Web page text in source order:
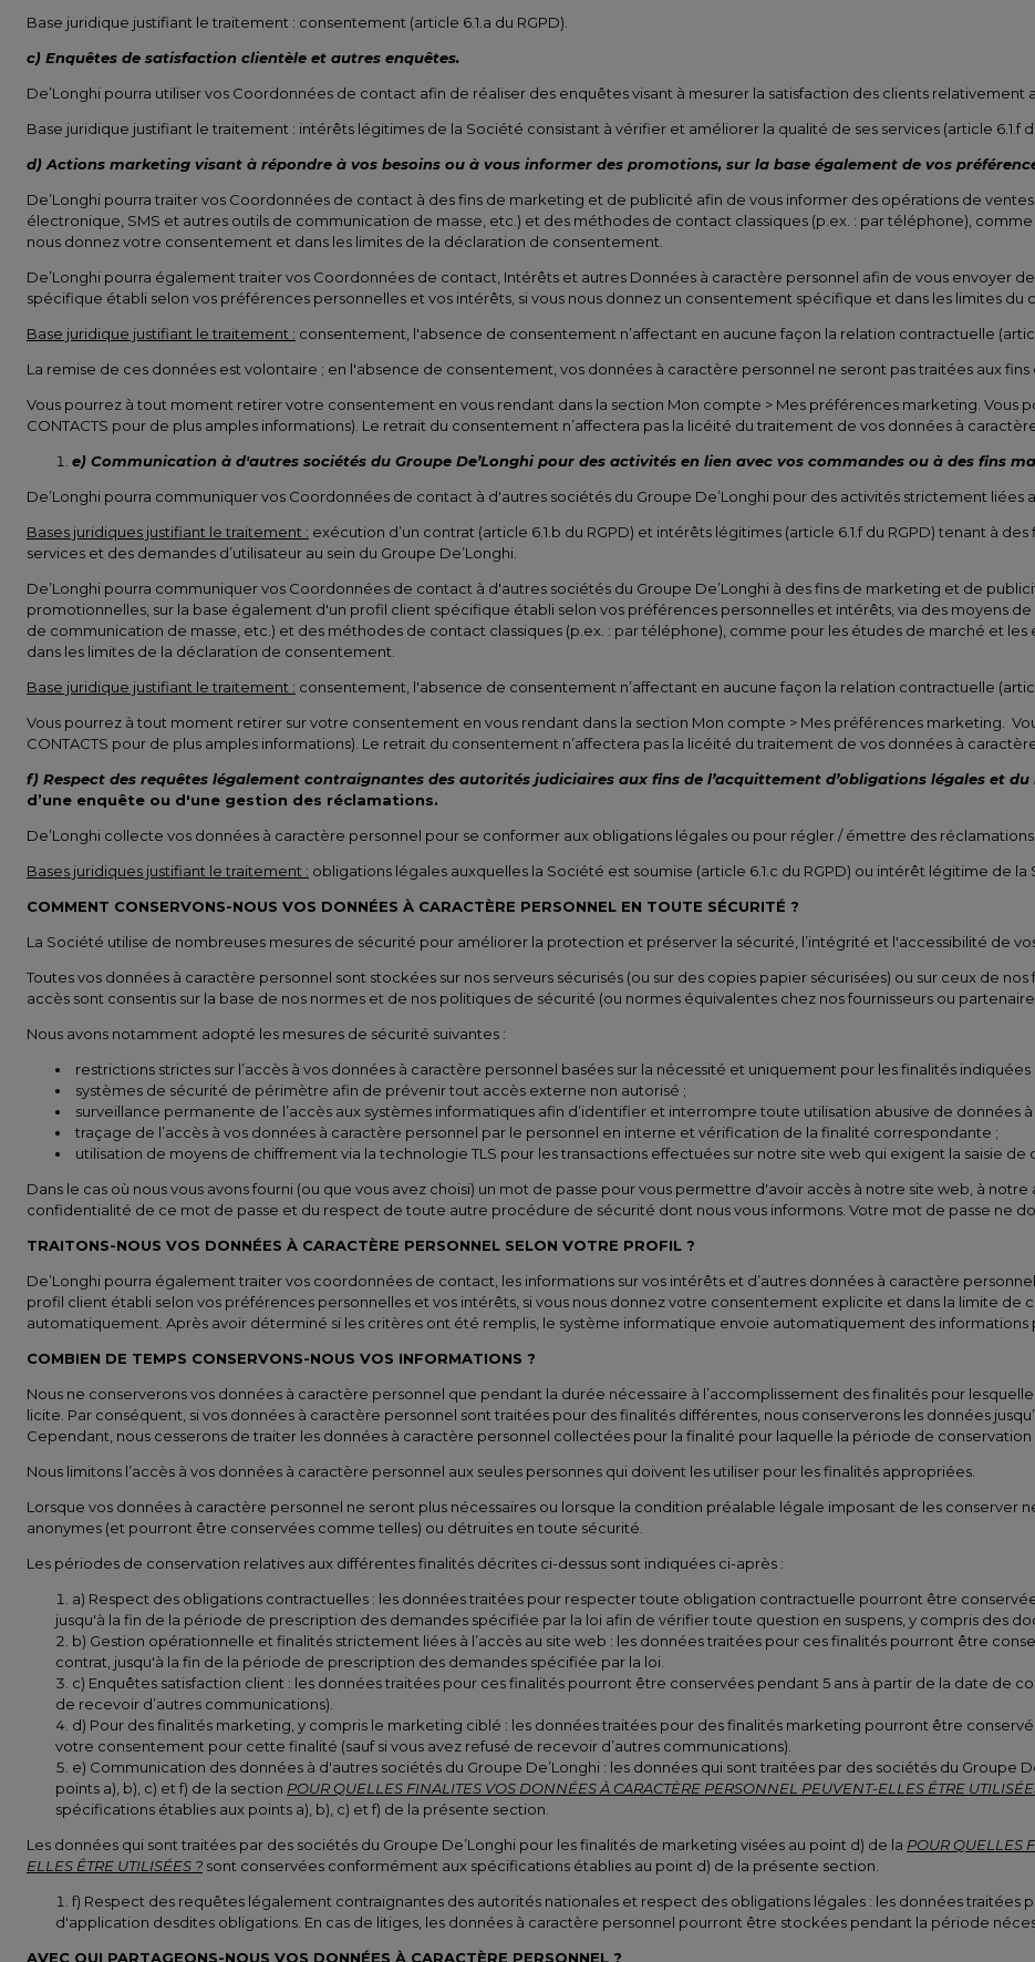
Base juridique justifiant le traitement : consentement (article 6.1.a du RGPD).
c) Enquêtes de satisfaction clientèle et autres enquêtes.
De’Longhi pourra utiliser vos Coordonnées de contact afin de réaliser des enquêtes visant à mesurer la satisfaction des clients relativement
Base juridique justifiant le traitement : intérêts légitimes de la Société consistant à vérifier et améliorer la qualité de ses services (article 6.1.f
d) Actions marketing visant à répondre à vos besoins ou à vous informer des promotions, sur la base également de vos
De’Longhi pourra traiter vos Coordonnées de contact à des fins de marketing et de publicité afin de vous informer des opérations de
électronique, SMS et autres outils de communication de masse, etc.) et des méthodes de contact classiques (p.ex. : par téléphone),
nous donnez votre consentement et dans les limites de la déclaration de consentement.
De’Longhi pourra également traiter vos Coordonnées de contact, Intérêts et autres Données à caractère personnel afin de vous envoyer
spécifique établi selon vos préférences personnelles et vos intérêts, si vous nous donnez un consentement spécifique et dans les limites du
Base juridique justifiant le traitement : consentement, l'absence de consentement n’affectant en aucune façon la relation contractuelle
La remise de ces données est volontaire ; en l'absence de consentement, vos données à caractère personnel ne seront pas traitées aux fins
Vous pourrez à tout moment retirer votre consentement en vous rendant dans la section Mon compte > Mes préférences marketing.
CONTACTS pour de plus amples informations). Le retrait du consentement n’affectera pas la licéité du traitement de vos données à
e) Communication à d'autres sociétés du Groupe De’Longhi pour des activités en lien avec vos commandes ou à des fins
De’Longhi pourra communiquer vos Coordonnées de contact à d'autres sociétés du Groupe De’Longhi pour des activités strictement liées
Bases juridiques justifiant le traitement : exécution d’un contrat (article 6.1.b du RGPD) et intérêts légitimes (article 6.1.f du RGPD) tenant à
services et des demandes d’utilisateur au sein du Groupe De’Longhi.
De’Longhi pourra communiquer vos Coordonnées de contact à d'autres sociétés du Groupe De’Longhi à des fins de marketing et de
promotionnelles, sur la base également d'un profil client spécifique établi selon vos préférences personnelles et intérêts, via des moyens
de communication de masse, etc.) et des méthodes de contact classiques (p.ex. : par téléphone), comme pour les études de marché et
dans les limites de la déclaration de consentement.
Base juridique justifiant le traitement : consentement, l'absence de consentement n’affectant en aucune façon la relation contractuelle
Vous pourrez à tout moment retirer sur votre consentement en vous rendant dans la section Mon compte > Mes préférences marketing.
CONTACTS pour de plus amples informations). Le retrait du consentement n’affectera pas la licéité du traitement de vos données à
f) Respect des requêtes légalement contraignantes des autorités judiciaires aux fins de l’acquittement d’obligations légales et
d’une enquête ou d'une gestion des réclamations.
De’Longhi collecte vos données à caractère personnel pour se conformer aux obligations légales ou pour régler / émettre des réclamations
Bases juridiques justifiant le traitement : obligations légales auxquelles la Société est soumise (article 6.1.c du RGPD) ou intérêt légitime de la
COMMENT CONSERVONS-NOUS VOS DONNÉES À CARACTÈRE PERSONNEL EN TOUTE SÉCURITÉ ?
La Société utilise de nombreuses mesures de sécurité pour améliorer la protection et préserver la sécurité, l’intégrité et l'accessibilité de
Toutes vos données à caractère personnel sont stockées sur nos serveurs sécurisés (ou sur des copies papier sécurisées) ou sur ceux de
accès sont consentis sur la base de nos normes et de nos politiques de sécurité (ou normes équivalentes chez nos fournisseurs ou
Nous avons notamment adopté les mesures de sécurité suivantes :
restrictions strictes sur l’accès à vos données à caractère personnel basées sur la nécessité et uniquement pour les finalités indiquées ;
systèmes de sécurité de périmètre afin de prévenir tout accès externe non autorisé ;
surveillance permanente de l’accès aux systèmes informatiques afin d’identifier et interrompre toute utilisation abusive de données
traçage de l’accès à vos données à caractère personnel par le personnel en interne et vérification de la finalité correspondante ;
utilisation de moyens de chiffrement via la technologie TLS pour les transactions effectuées sur notre site web qui exigent la saisie de
Dans le cas où nous vous avons fourni (ou que vous avez choisi) un mot de passe pour vous permettre d'avoir accès à notre site web, à
confidentialité de ce mot de passe et du respect de toute autre procédure de sécurité dont nous vous informons. Votre mot de passe ne
TRAITONS-NOUS VOS DONNÉES À CARACTÈRE PERSONNEL SELON VOTRE PROFIL ?
De’Longhi pourra également traiter vos coordonnées de contact, les informations sur vos intérêts et d’autres données à caractère
profil client établi selon vos préférences personnelles et vos intérêts, si vous nous donnez votre consentement explicite et dans la limite
automatiquement. Après avoir déterminé si les critères ont été remplis, le système informatique envoie automatiquement des informations
COMBIEN DE TEMPS CONSERVONS-NOUS VOS INFORMATIONS ?
Nous ne conserverons vos données à caractère personnel que pendant la durée nécessaire à l’accomplissement des finalités pour
licite. Par conséquent, si vos données à caractère personnel sont traitées pour des finalités différentes, nous conserverons les données
Cependant, nous cesserons de traiter les données à caractère personnel collectées pour la finalité pour laquelle la période de conservation
Nous limitons l’accès à vos données à caractère personnel aux seules personnes qui doivent les utiliser pour les finalités appropriées.
Lorsque vos données à caractère personnel ne seront plus nécessaires ou lorsque la condition préalable légale imposant de les conserver
anonymes (et pourront être conservées comme telles) ou détruites en toute sécurité.
Les périodes de conservation relatives aux différentes finalités décrites ci-dessus sont indiquées ci-après :
a) Respect des obligations contractuelles : les données traitées pour respecter toute obligation contractuelle pourront être
jusqu'à la fin de la période de prescription des demandes spécifiée par la loi afin de vérifier toute question en suspens, y compris des
b) Gestion opérationnelle et finalités strictement liées à l’accès au site web : les données traitées pour ces finalités pourront être
contrat, jusqu'à la fin de la période de prescription des demandes spécifiée par la loi.
c) Enquêtes satisfaction client : les données traitées pour ces finalités pourront être conservées pendant 5 ans à partir de la date de
de recevoir d’autres communications).
d) Pour des finalités marketing, y compris le marketing ciblé : les données traitées pour des finalités marketing pourront être
votre consentement pour cette finalité (sauf si vous avez refusé de recevoir d’autres communications).
e) Communication des données à d'autres sociétés du Groupe De’Longhi : les données qui sont traitées par des sociétés du Groupe
points a), b), c) et f) de la section POUR QUELLES FINALITES VOS DONNÉES À CARACTÈRE PERSONNEL PEUVENT-ELLES ÊTRE
spécifications établies aux points a), b), c) et f) de la présente section.
Les données qui sont traitées par des sociétés du Groupe De’Longhi pour les finalités de marketing visées au point d) de la POUR QUELLES
ELLES ÊTRE UTILISÉES ? sont conservées conformément aux spécifications établies au point d) de la présente section.
f) Respect des requêtes légalement contraignantes des autorités nationales et respect des obligations légales : les données
d'application desdites obligations. En cas de litiges, les données à caractère personnel pourront être stockées pendant la période
AVEC QUI PARTAGEONS-NOUS VOS DONNÉES À CARACTÈRE PERSONNEL ?